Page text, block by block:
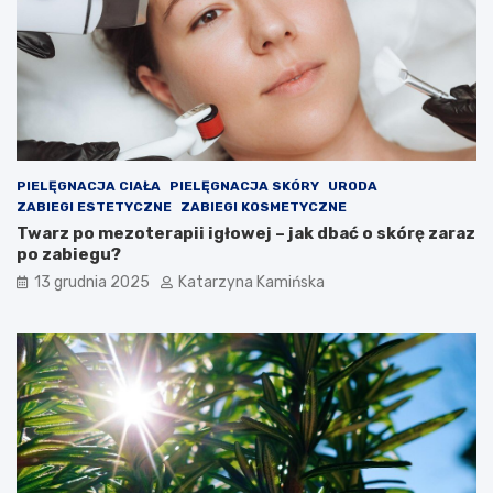
c
z
e
a
c
h
ó
r
e
r
t
o
s
p
o
ż
y
a
ć
PIELĘGNACJA CIAŁA PIELĘGNACJA SKÓRY
URODA
ZABIEGI ESTETYCZNE
ZABIEGI KOSMETYCZNE
Twarz po mezoterapii igłowej – jak dbać o skórę zaraz
po zabiegu?
13 grudnia 2025 Katarzyna Kamińska